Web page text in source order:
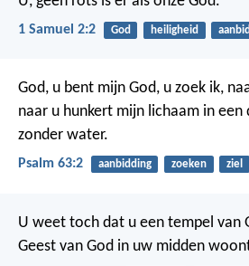
1 Samuel 2:2 God heiligheid
God, u bent mijn God, u zoek ik,
naar u hunkert mijn lichaam in een
zonder water.
Psalm 63:2 aanbidding zoeken ziel
U weet toch dat u een tempel van
Geest van God in uw midden